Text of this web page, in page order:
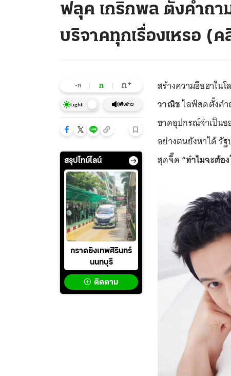
ฟลุค เกริกพล ตั้งคำถ
บริจาคทุกเรื่องเหรอ (ค
-ก ก ก+
Light ฟังข่าว
สรุปไทม์ไลน์
กราดยิงเทพศิรินทร์
นนทบุรี
ติดตาม
สร้างความฮือฮาใน
วาณิชไลฟ์สดตั้งคำ
ขาดอุปกรณ์จำเป็นอ
อย่างตนยังหาได้ รั
สุดจี๊ด “ทำไมจะต้อ